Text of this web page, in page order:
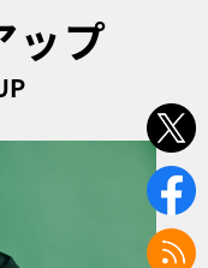
ップ